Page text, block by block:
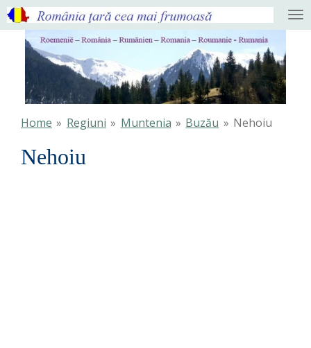
Ga
direct
naar
hoofdinhoud
Home » Regiuni » Muntenia » Buzău » Nehoiu
Nehoiu